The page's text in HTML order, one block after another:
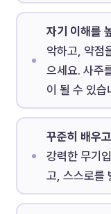
자기 이해를
악하고, 약점
으세요. 사주
이 될 수 있습
꾸준히 배우
강력한 무기
고, 스스로를